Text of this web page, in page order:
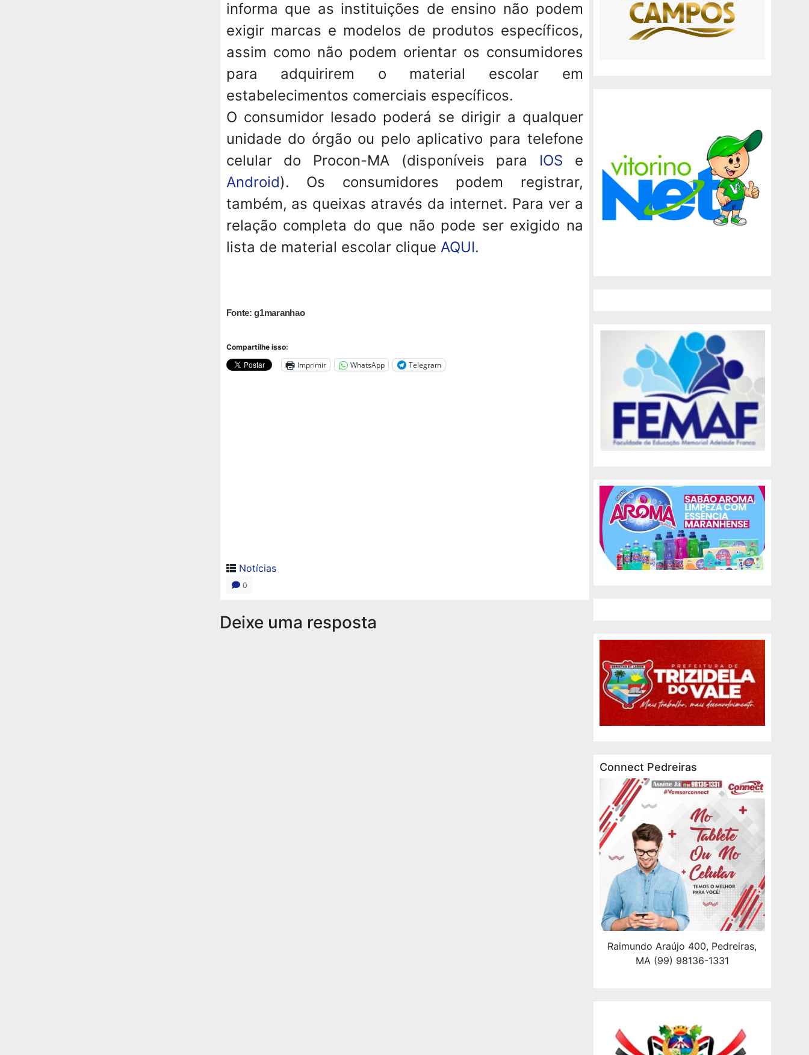
informa que as instituições de ensino não podem
exigir marcas e modelos de produtos específicos,
assim como não podem orientar os consumidores
para adquirirem o material escolar em
estabelecimentos comerciais específicos.
O consumidor lesado poderá se dirigir a qualquer
unidade do órgão ou pelo aplicativo para telefone
celular do Procon-MA (disponíveis para IOS e
Android). Os consumidores podem registrar,
também, as queixas através da internet. Para ver a
relação completa do que não pode ser exigido na
lista de material escolar clique AQUI.
Fonte: g1maranhao
Compartilhe isso:
Imprimir WhatsApp Telegram
Notícias
0
Deixe uma resposta
Connect Pedreiras
Raimundo Araújo 400, Pedreiras,
MA (99) 98136-1331